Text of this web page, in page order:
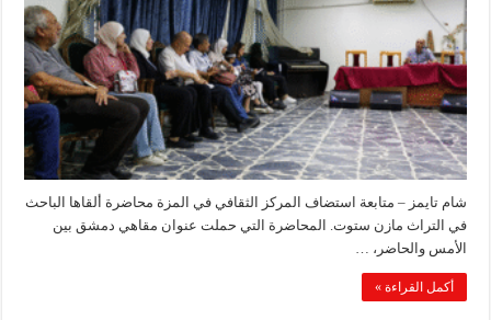
شام تايمز – متابعة استضاف المركز الثقافي في المزة محاضرة ألقاها الباحث
في التراث مازن ستوت. المحاضرة التي حملت عنوان مقاهي دمشق بين
الأمس والحاضر، …
أكمل القراءة »